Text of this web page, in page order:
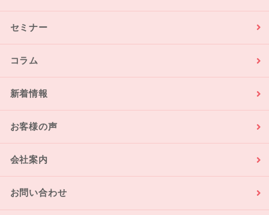
セミナー
コラム
新着情報
お客様の声
会社案内
お問い合わせ